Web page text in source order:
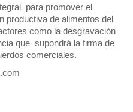
para promover el
productiva de alimentos del
como la desgravación
que supondrá la firma de
comerciales.